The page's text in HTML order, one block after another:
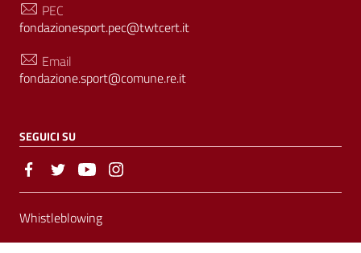
PEC
fondazionesport.pec@twtcert.it
Email
fondazione.sport@comune.re.it
SEGUICI SU
Sezione Link Utili
Whistleblowing